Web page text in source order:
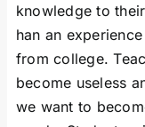
knowledge to
han an
from college.
become useless
we want to